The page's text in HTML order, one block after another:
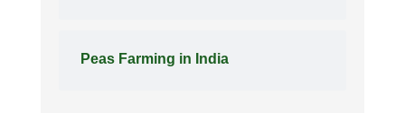
Peas Farming in India